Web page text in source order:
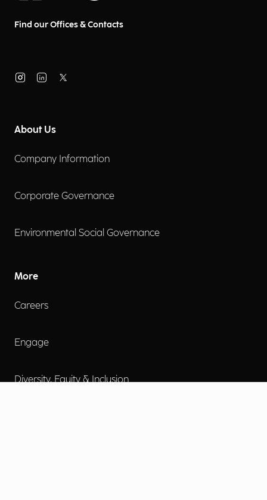
Find our Offices & Contacts
About Us
Company Information
Corporate Governance
Environmental Social Governance
More
Careers
Engage
Diversity, Equity & Inclusion